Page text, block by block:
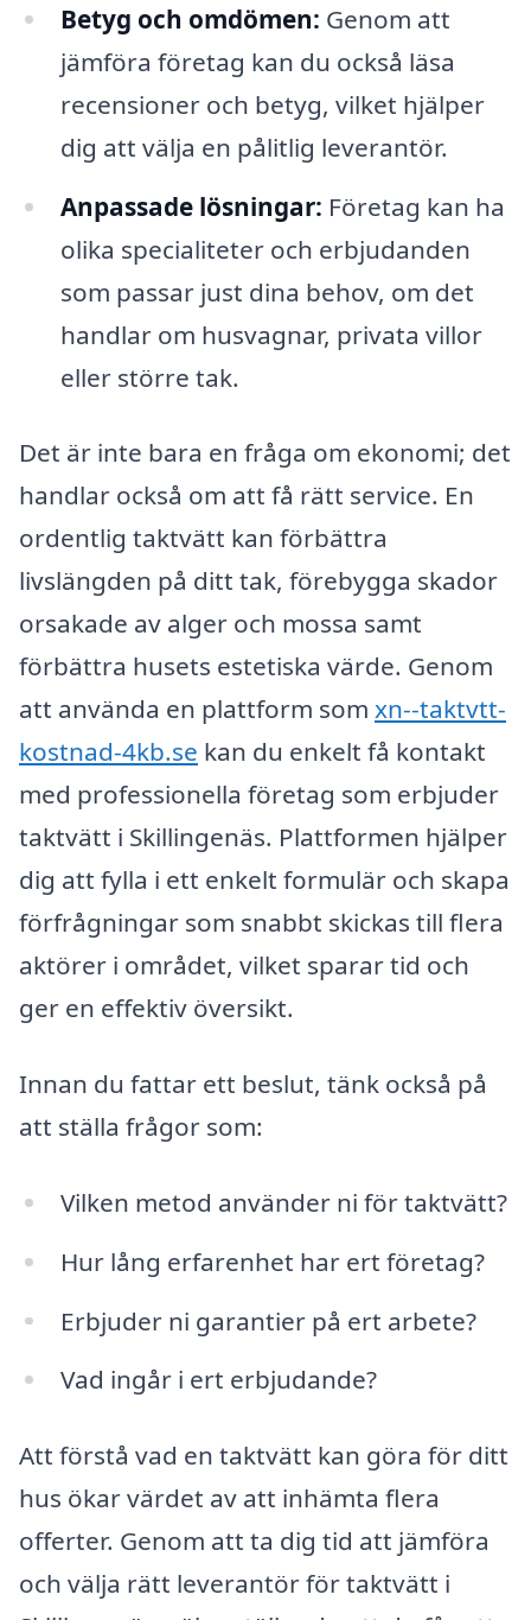
Betyg och omdömen: Genom att
jämföra företag kan du också läsa
recensioner och betyg, vilket hjälper
dig att välja en pålitlig leverantör.
Anpassade lösningar: Företag kan ha
olika specialiteter och erbjudanden
som passar just dina behov, om det
handlar om husvagnar, privata villor
eller större tak.
Det är inte bara en fråga om ekonomi; det
handlar också om att få rätt service. En
ordentlig taktvätt kan förbättra
livslängden på ditt tak, förebygga skador
orsakade av alger och mossa samt
förbättra husets estetiska värde. Genom
att använda en plattform som xn--taktvtt-
kostnad-4kb.se kan du enkelt få kontakt
med professionella företag som erbjuder
taktvätt i Skillingenäs. Plattformen hjälper
dig att fylla i ett enkelt formulär och skapa
förfrågningar som snabbt skickas till flera
aktörer i området, vilket sparar tid och
ger en effektiv översikt.
Innan du fattar ett beslut, tänk också på
att ställa frågor som:
Vilken metod använder ni för taktvätt?
Hur lång erfarenhet har ert företag?
Erbjuder ni garantier på ert arbete?
Vad ingår i ert erbjudande?
Att förstå vad en taktvätt kan göra för ditt
hus ökar värdet av att inhämta flera
offerter. Genom att ta dig tid att jämföra
och välja rätt leverantör för taktvätt i